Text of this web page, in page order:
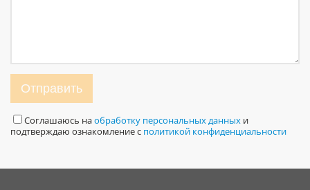
Отправить
Соглашаюсь наобработку персональных данных и
подтверждаю ознакомление с политикой конфиденциальности